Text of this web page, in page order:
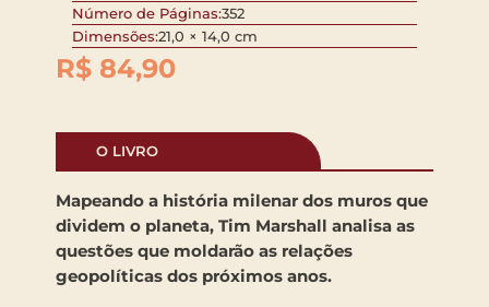
Número de Páginas:352
Dimensões:21,0 × 14,0 cm
R$ 84,90
O LIVRO
Mapeando a história milenar dos muros que
dividem o planeta, Tim Marshall analisa as
questões que moldarão as relações
geopolíticas dos próximos anos.